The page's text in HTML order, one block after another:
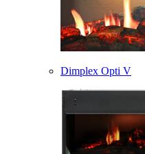
Dimplex Opti V